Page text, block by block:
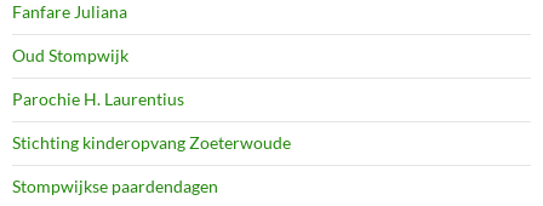
Fanfare Juliana
Oud Stompwijk
Parochie H. Laurentius
Stichting kinderopvang Zoeterwoude
Stompwijkse paardendagen